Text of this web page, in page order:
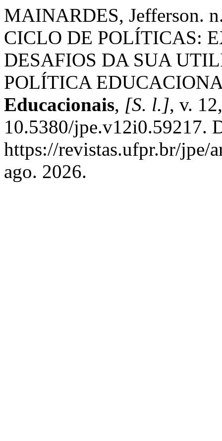
MAINARDES, Jefferson.
CICLO DE POLÍTICAS:
DESAFIOS DA SUA
POLÍTICA
Educacionais, [S. l.], v.
10.5380/jpe.v12i0.59217.
https://revistas.ufpr.br/jpe/
ago. 2026.